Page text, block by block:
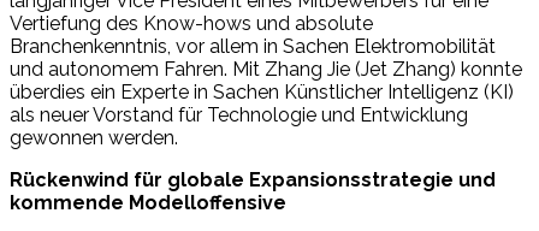
Vertiefung des Know-hows und absolute
Branchenkenntnis, vor allem in Sachen Elektromobilität
und autonomem Fahren. Mit Zhang Jie (Jet Zhang) konnte
überdies ein Experte in Sachen Künstlicher Intelligenz (KI)
als neuer Vorstand für Technologie und Entwicklung
gewonnen werden.
Rückenwind für globale Expansionsstrategie und
kommende Modelloffensive